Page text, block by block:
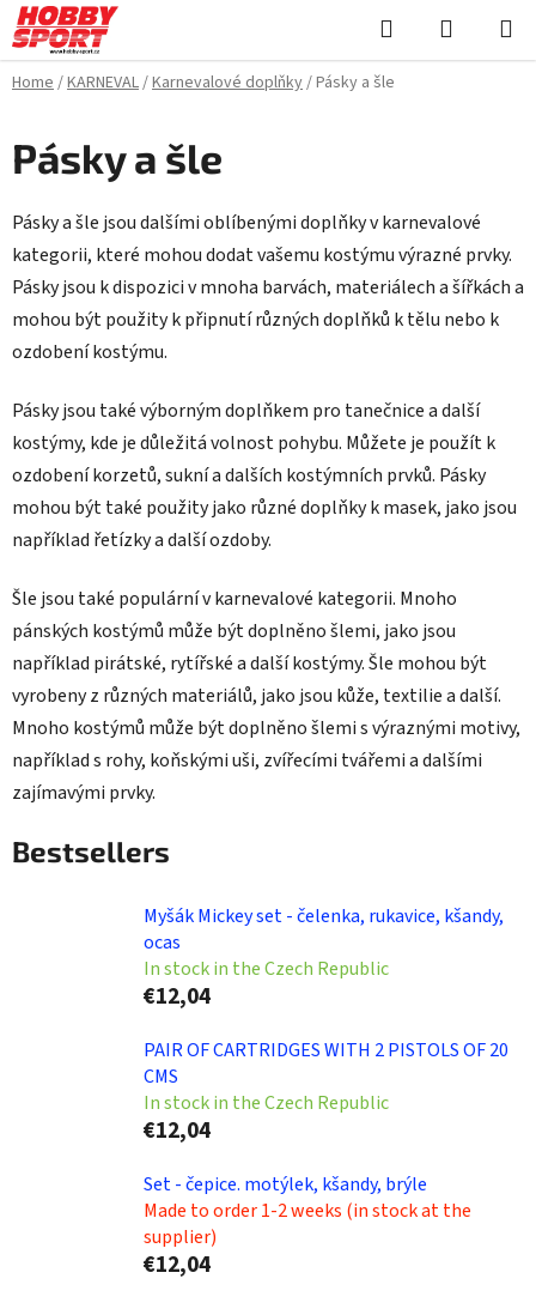
Skip
to
content
Search
CART
Home/KARNEVAL/Karnevalové doplňky/Pásky a šle
Pásky a šle
Pásky a šle jsou dalšími oblíbenými doplňky v karnevalové
kategorii, které mohou dodat vašemu kostýmu výrazné prvky.
Pásky jsou k dispozici v mnoha barvách, materiálech a šířkách a
mohou být použity k připnutí různých doplňků k tělu nebo k
ozdobení kostýmu.
Pásky jsou také výborným doplňkem pro tanečnice a další
kostýmy, kde je důležitá volnost pohybu. Můžete je použít k
ozdobení korzetů, sukní a dalších kostýmních prvků. Pásky
mohou být také použity jako různé doplňky k masek, jako jsou
například řetízky a další ozdoby.
Šle jsou také populární v karnevalové kategorii. Mnoho
pánských kostýmů může být doplněno šlemi, jako jsou
například pirátské, rytířské a další kostýmy. Šle mohou být
vyrobeny z různých materiálů, jako jsou kůže, textilie a další.
Mnoho kostýmů může být doplněno šlemi s výraznými motivy,
například s rohy, koňskými uši, zvířecími tvářemi a dalšími
zajímavými prvky.
Bestsellers
Myšák Mickey set - čelenka, rukavice, kšandy,
ocas
In stock in the Czech Republic
€12,04
PAIR OF CARTRIDGES WITH 2 PISTOLS OF 20
CMS
In stock in the Czech Republic
€12,04
Set - čepice. motýlek, kšandy, brýle
Made to order 1-2 weeks (in stock at the
supplier)
€12,04